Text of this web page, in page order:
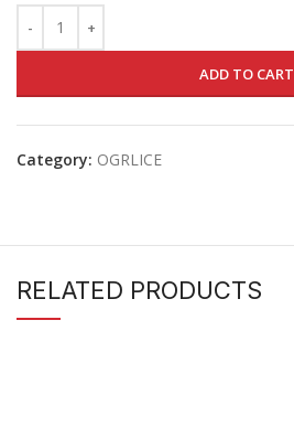
ADD TO CART
Category: OGRLICE
RELATED PRODUCTS